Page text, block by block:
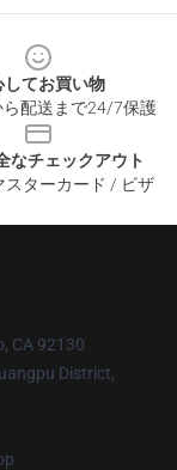
してお買い物
ら配送まで24/7保護
なチェックアウト
スターカード / ビザ
CA 92130
District,